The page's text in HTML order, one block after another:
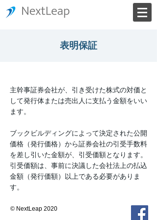
表明保証
主幹事証券会社が、引き受けた株式の対価と
して発行体または売出人に支払う金額をいい
ます。
ブックビルディングによって決定された公開
価格（発行価格）から証券会社の引受手数料
を差し引いた金額が、引受価額となります。
引受価額は、事前に決議した会社法上の払込
金額（発行価額）以上である必要がありま
す。
© NextLeap 2020